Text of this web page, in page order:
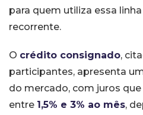
para quem utiliza essa
recorrente.
O crédito consignado,
participantes, apresenta
do mercado, com juros
entre 1,5% e 3% ao mês,